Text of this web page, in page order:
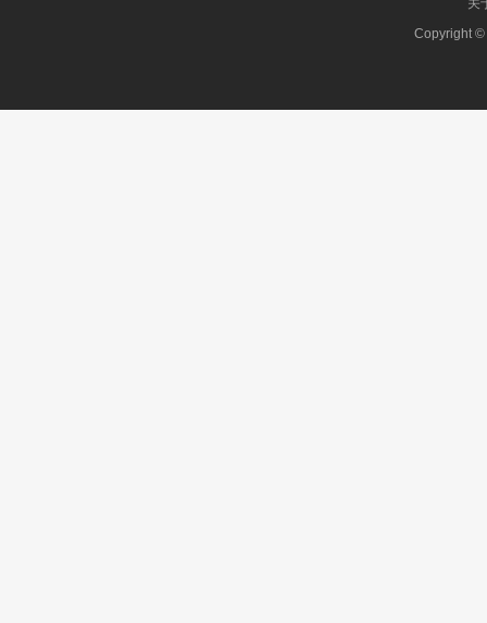
关
Copyright